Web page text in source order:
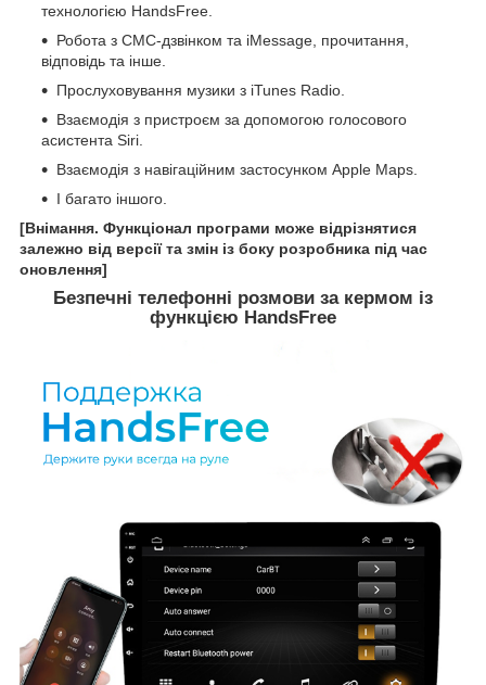
технологією HandsFree.
Робота з СМС-дзвінком та iMessage, прочитання,
відповідь та інше.
Прослуховування музики з iTunes Radio.
Взаємодія з пристроєм за допомогою голосового
асистента Siri.
Взаємодія з навігаційним застосунком Apple Maps.
І багато іншого.
[Внімання. Функціонал програми може відрізнятися
залежно від версії та змін із боку розробника під час
оновлення]
Безпечні телефонні розмови за кермом із
функцією HandsFree